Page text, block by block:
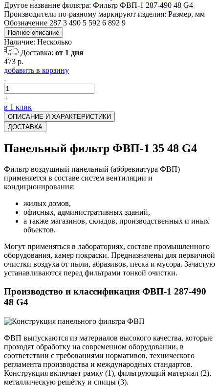
Другое название фильтра: Фильтр ФВП-1 287-490 48 G4
Производители по-разному маркируют изделия: Размер, мм
Обозначение 287 3 490 5 592 6 892 9
Полное описание
Наличие: Несколько
Доставка: от 1 дня
473 р.
добавить в корзину
-
+
в 1 клик
ОПИСАНИЕ И ХАРАКТЕРИСТИКИ
ДОСТАВКА
Панельный фильтр ФВП-1 35 48 G4
Фильтр воздушный панельный (аббревиатура ФВП)
применяется в составе систем вентиляции и
кондиционирования:
жилых домов,
офисных, административных зданий,
а также магазинов, складов, производственных и иных
объектов.
Могут применяться в лабораториях, составе промышленного
оборудования, камер покраски. Предназначены для первичной
очистки воздуха от пыли, абразивов, песка и мусора. Зачастую
устанавливаются перед фильтрами тонкой очистки.
Производство и классификация ФВП-1 287-490
48 G4
ФВП выпускаются из материалов высокого качества, которые
проходят обработку на современном оборудовании, в
соответствии с требованиями нормативов, технического
регламента производства и международных стандартов.
Конструкция включает рамку (1), фильтрующий материал (2),
металлическую решётку и спицы (3).